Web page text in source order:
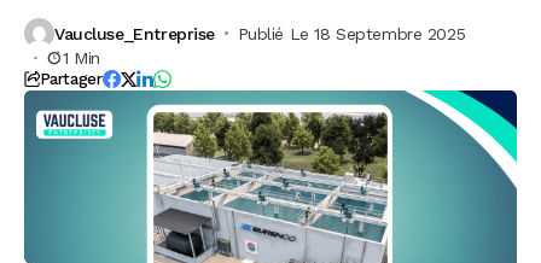
Vaucluse_Entreprise
Publié Le 18 Septembre 2025
1 Min
Partager